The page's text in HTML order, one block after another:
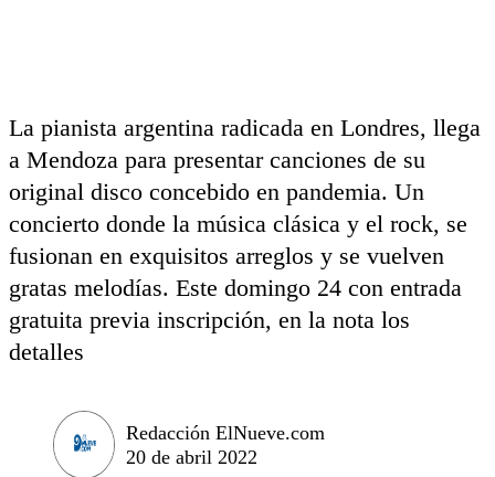
La pianista argentina radicada en Londres, llega
a Mendoza para presentar canciones de su
original disco concebido en pandemia. Un
concierto donde la música clásica y el rock, se
fusionan en exquisitos arreglos y se vuelven
gratas melodías. Este domingo 24 con entrada
gratuita previa inscripción, en la nota los
detalles
Redacción ElNueve.com
20 de abril 2022